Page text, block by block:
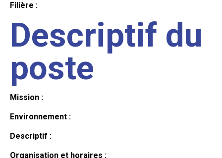
Filière :
Descriptif du
poste
Mission :
Environnement :
Descriptif :
Organisation et horaires :